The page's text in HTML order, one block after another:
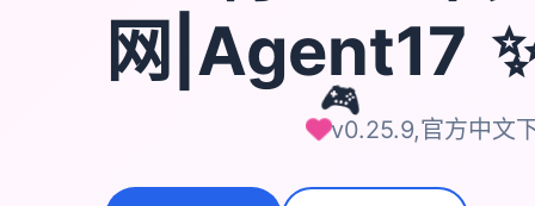
🎮
网|Agent17
v0.25.9,官方中文